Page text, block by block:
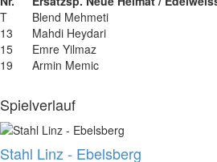
T
Blend Mehmeti
13
Mahdi Heydari
15
Emre Yilmaz
19
Armin Memic
Spielverlauf
Stahl Linz - Ebelsberg